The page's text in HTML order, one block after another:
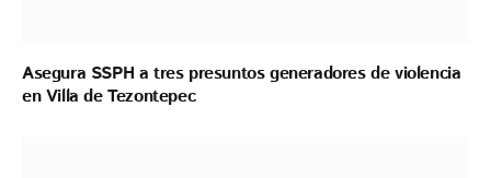
Asegura SSPH a tres presuntos generadores de violencia
en Villa de Tezontepec